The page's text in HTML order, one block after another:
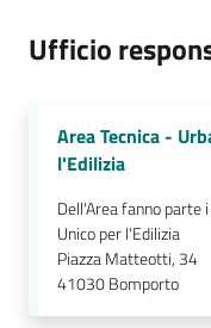
Ufficio
Area Tecnica -
l'Edilizia
Dell'Area fanno parte
Unico per l'Edilizia
Piazza Matteotti, 34
41030Bomporto